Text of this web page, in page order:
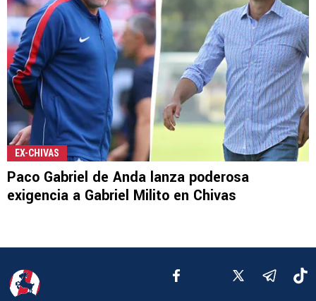
EX-CHIVAS
Paco Gabriel de Anda lanza poderosa
exigencia a Gabriel Milito en Chivas